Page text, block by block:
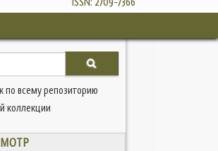
по всему репозиторию
коллекции